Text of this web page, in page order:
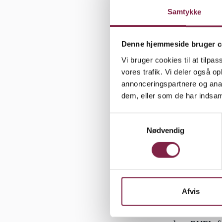
Samtykke
Denne hjemmeside bruger
Vi bruger cookies til at
vores trafik. Vi deler også
annonceringspartnere og
dem, eller som de har
v
Nødvendig
Afvis
økonomi
øvrigt
BUPL
"Vi
og få en
hvorfor
Charlotte
BUPL